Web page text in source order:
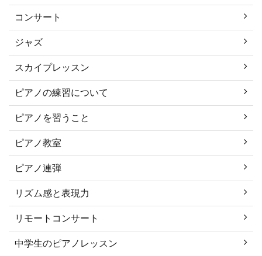
コンサート
ジャズ
スカイプレッスン
ピアノの練習について
ピアノを習うこと
ピアノ教室
ピアノ連弾
リズム感と表現力
リモートコンサート
中学生のピアノレッスン